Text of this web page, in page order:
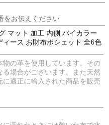
をお伝えください
マット 加工 内側 バイカラー
ース お財布ポシェット 全6色
の革を使用しています。その
場合がございます。また天然
適正に輸入された商品を販売